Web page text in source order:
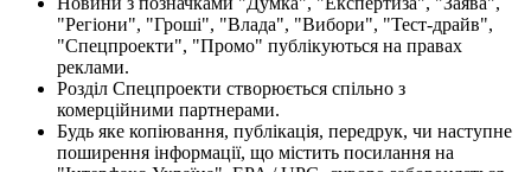
"Регіони", "Гроші", "Влада", "Вибори", "Тест-драйв",
"Спецпроекти", "Промо" публікуються на правах
реклами.
Розділ Спецпроекти створюється спільно з
комерційними партнерами.
Будь яке копіювання, публікація, передрук, чи наступне
поширення інформації, що містить посилання на